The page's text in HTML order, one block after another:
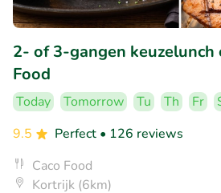
2- of 3-gangen keuzelunch
Food
Today Tomorrow Tu Th Fr
9.5
Perfect • 126 reviews
Caco Food
Kortrijk (6km)